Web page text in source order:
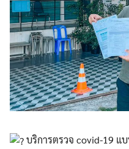
บริการตรวจ covid-19 แ